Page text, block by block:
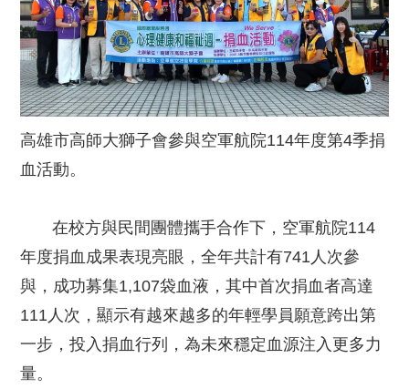
高雄市高師大獅子會參與空軍航院114年度第4季捐
血活動。
在校方與民間團體攜手合作下，空軍航院114
年度捐血成果表現亮眼，全年共計有741人次參
與，成功募集1,107袋血液，其中首次捐血者高達
111人次，顯示有越來越多的年輕學員願意跨出第
一步，投入捐血行列，為未來穩定血源注入更多力
量。